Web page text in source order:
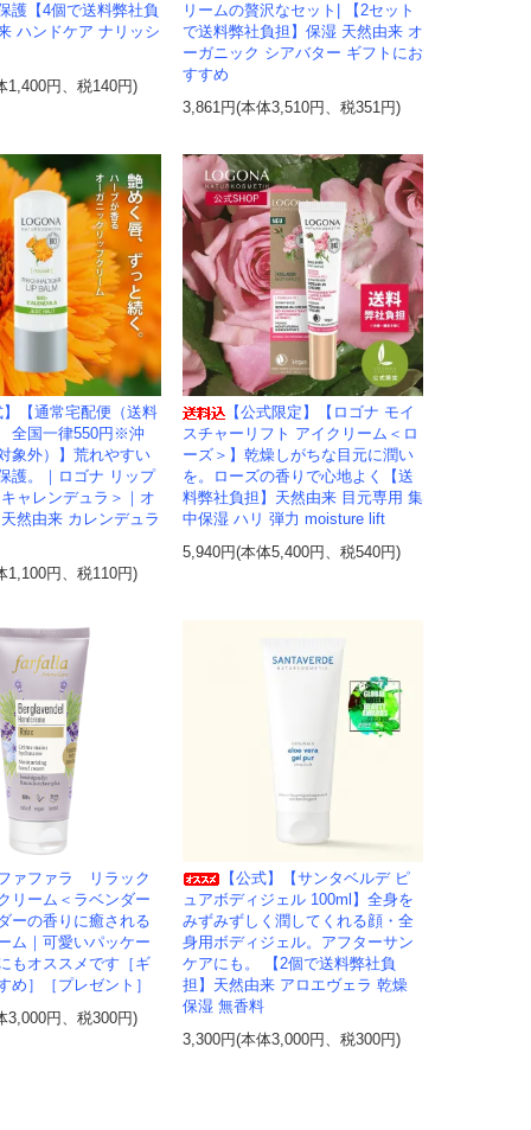
護【4個で送料弊社負
ハンドケア ナリッシ
1,400円、税140円)
リームの贅沢なセット| 【2セット
で送料弊社負担】保湿 天然由来 オ
ーガニック シアバター ギフトにお
すすめ
3,861円(本体3,510円、税351円)
】【通常宅配便（送料
全国一律550円※沖
象外）】荒れやすい
護。｜ロゴナ リップ
ャレンデュラ＞｜オ
然由来 カレンデュラ
1,100円、税110円)
【公式限定】【ロゴナ モイ
スチャーリフト アイクリーム＜ロ
ーズ＞】乾燥しがちな目元に潤い
を。ローズの香りで心地よく【送
料弊社負担】天然由来 目元専用 集
中保湿 ハリ 弾力 moisture lift
5,940円(本体5,400円、税540円)
ファファラ リラック
リーム＜ラベンダー
ーの香りに癒される
ム｜可愛いパッケー
もオススメです［ギ
め］［プレゼント］
3,000円、税300円)
【公式】【サンタベルデ ピ
ュアボディジェル 100ml】全身を
みずみずしく潤してくれる顔・全
身用ボディジェル。アフターサン
ケアにも。 【2個で送料弊社負
担】天然由来 アロエヴェラ 乾燥
保湿 無香料
3,300円(本体3,000円、税300円)